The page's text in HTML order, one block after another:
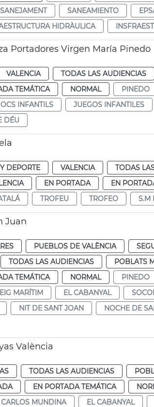
SANEJAMENT SANEAMIENTO
HIDRÀULICA
Portadores Virgen María Pinedo
VALENCIA TODAS LAS AUDIENCIAS
TEMÁTICA NORMAL PINEDO
INFANTILS JUEGOS INFANTILES
DÉU
DEPORTE VALENCIA
TODAS
EN PORTADA EN
TROFEU TROFEO S.M
Juan
PUEBLOS DE VALÈNCIA
TODAS LAS AUDIENCIAS POBLATS
TEMÁTICA NORMAL PINEDO
MARÍTIM EL CABANYAL
NIT DE SANT JOAN NOCHE DE
València
TODAS LAS AUDIENCIAS
EN PORTADA TEMÁTICA
CARLOS MUNDINA EL CABANYAL